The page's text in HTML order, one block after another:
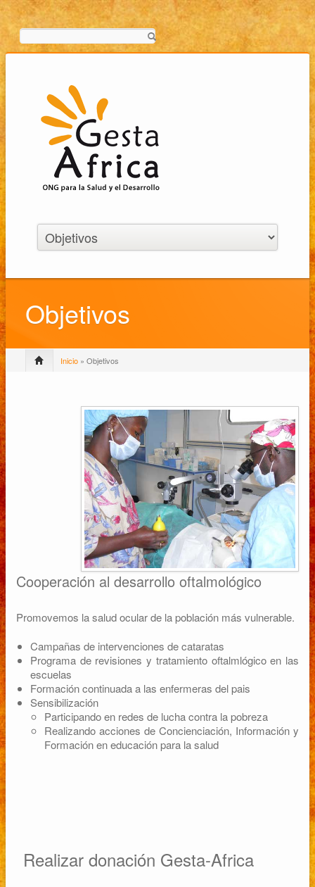
Objetivos
Inicio » Objetivos
Cooperación al desarrollo oftalmológico
Promovemos la salud ocular de la población más vulnerable.
Campañas de intervenciones de cataratas
Programa de revisiones y tratamiento oftalmlógico en las
escuelas
Formación continuada a las enfermeras del pais
Sensibilización
Participando en redes de lucha contra la pobreza
Realizando acciones de Concienciación, Información y
Formación en educación para la salud
Realizar donación Gesta-Africa